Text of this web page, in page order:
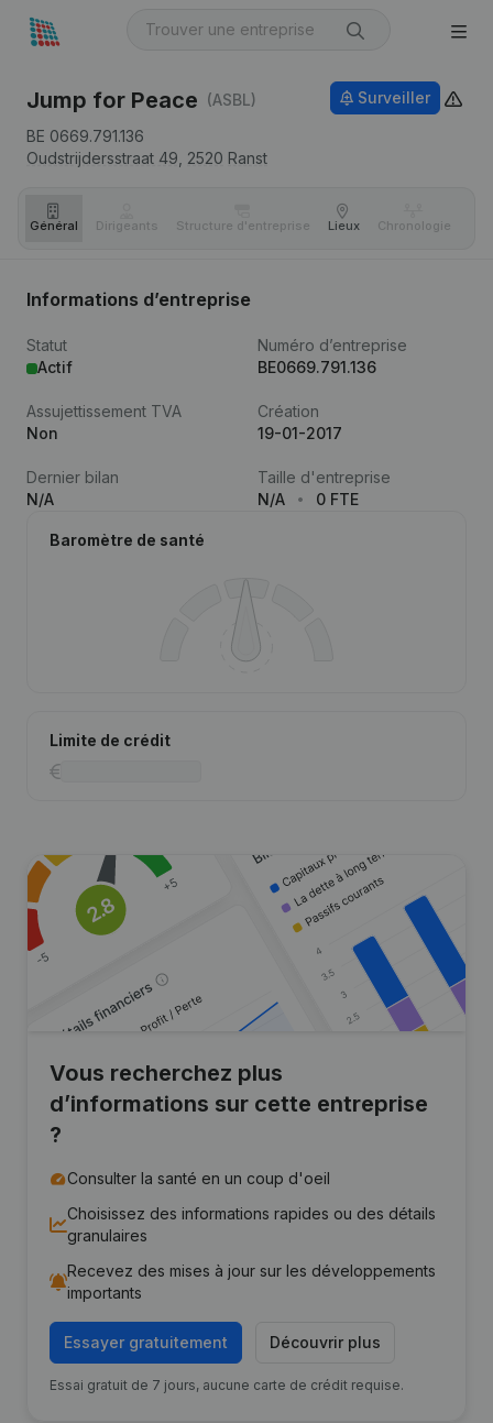
Jump for Peace (ASBL)
BE 0669.791.136
Oudstrijdersstraat 49, 2520 Ranst
Surveiller
Général Dirigeants Structure d'entreprise Lieux Chronologie
Informations d’entreprise
Statut
Actif
Numéro d’entreprise
BE0669.791.136
Assujettissement TVA
Non
Création
19-01-2017
Dernier bilan
N/A
Taille d'entreprise
N/A
0 FTE
Baromètre de santé
Limite de crédit
Vous recherchez plus
d’informations sur cette entreprise
?
Consulter la santé en un coup d'oeil
Choisissez des informations rapides ou des détails
granulaires
Recevez des mises à jour sur les développements
importants
Essayer gratuitement Découvrir plus
Essai gratuit de 7 jours, aucune carte de crédit requise.